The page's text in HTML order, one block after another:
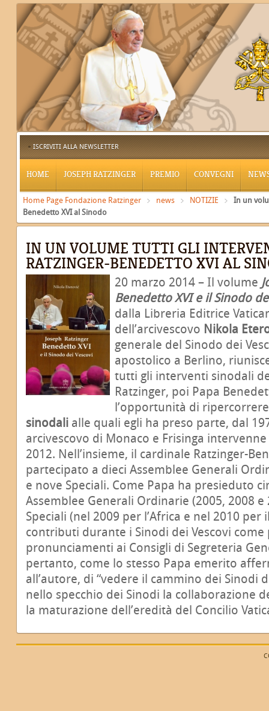
ISCRIVITI ALLA NEWSLETTER
HOME JOSEPH RATZINGER PREMIO CONVEGNI
Home Page Fondazione Ratzinger news NOTIZIE
In un
Benedetto XVI al Sinodo
IN UN VOLUME TUTTI GLI
RATZINGER-BENEDETTO XVI AL
20 marzo 2014 – Il volume
Benedetto XVI e il Sinodo
dalla Libreria Editrice
dell’arcivescovo Nikola
generale del Sinodo dei
apostolico a Berlino,
tutti gli interventi sinodali
Ratzinger, poi Papa
l’opportunità di
sinodali alle quali egli ha preso parte, dal
arcivescovo di Monaco e Frisinga
2012. Nell’insieme, il cardinale Ratzinger-
partecipato a dieci Assemblee Generali
e nove Speciali. Come Papa ha presieduto
Assemblee Generali Ordinarie (2005, 2008 e
Speciali (nel 2009 per l’Africa e nel 2010
contributi durante i Sinodi dei Vescovi come
pronunciamenti ai Consigli di Segreteria
pertanto, come lo stesso Papa emerito
all’autore, di “vedere il cammino dei Sinodi
nello specchio dei Sinodi la collaborazione
la maturazione dell’eredità del Concilio